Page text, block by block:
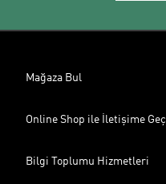
Mağaza Bul
Online Shop ile İletişime Geç
Bilgi Toplumu Hizmetleri